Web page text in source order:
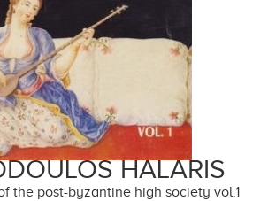
HALARIS
the post-byzantine high society vol.1